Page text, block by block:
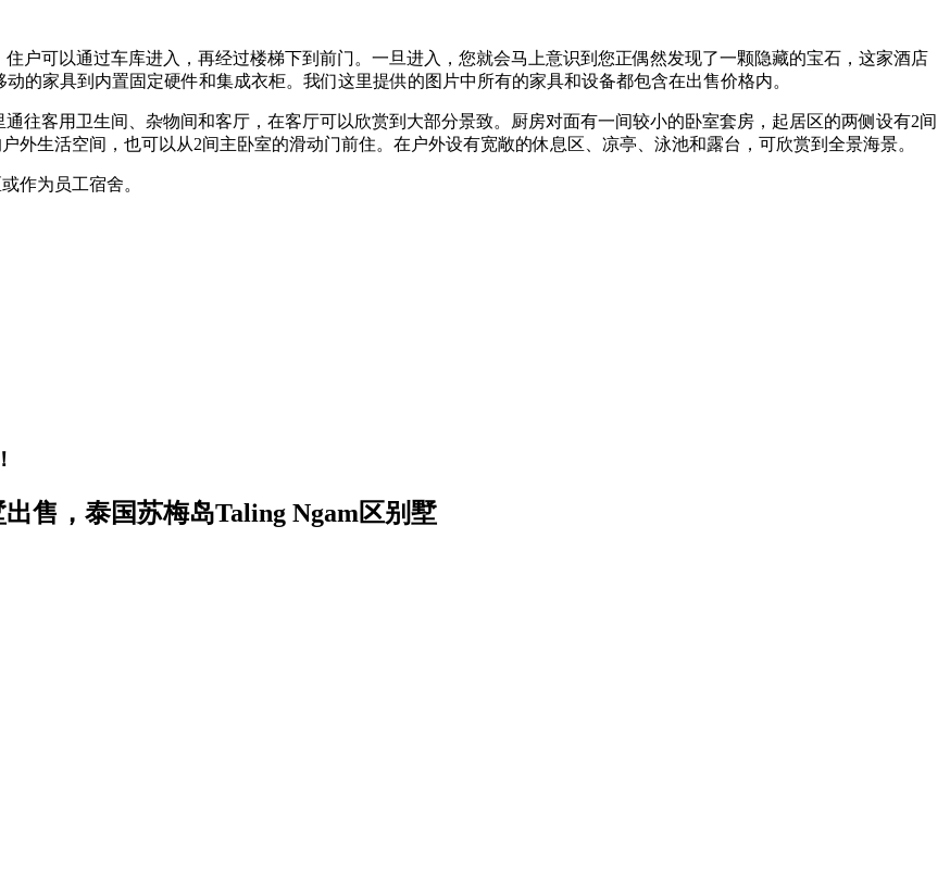
户可以通过车库进入，再经过楼梯下到前门。一旦进入，您就会马上意识到您正偶然发现了一颗隐藏的宝石，这家酒店
的家具到内置固定硬件和集成衣柜。我们这里提供的图片中所有的家具和设备都包含在出售价格内。
往客用卫生间、杂物间和客厅，在客厅可以欣赏到大部分景致。厨房对面有一间较小的卧室套房，起居区的两侧设有2间
外生活空间，也可以从2间主卧室的滑动门前住。在户外设有宽敞的休息区、凉亭、泳池和露台，可欣赏到全景海景。
作为员工宿舍。
出售，泰国苏梅岛Taling Ngam区别墅